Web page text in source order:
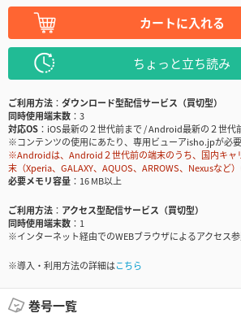
カートに入れる
ちょっと立ち読み
ご利用方法
ダウンロード型配信サービス（買切型）
同時使用端末数
3
対応OS
iOS最新の２世代前まで / Android最新の２世代
※コンテンツの使用にあたり、専用ビューアisho.jpが必要
※Androidは、Android２世代前の端末のうち、国内キャ
末（Xperia、GALAXY、AQUOS、ARROWS、Nexusなど
必要メモリ容量
16 MB以上
ご利用方法
アクセス型配信サービス（買切型）
同時使用端末数
1
※インターネット経由でのWEBブラウザによるアクセス
※導入・利用方法の詳細はこちら
巻号一覧